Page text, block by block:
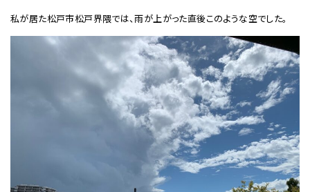
私が居た松戸市松戸界隈では、雨が上がった直後このような空でした。